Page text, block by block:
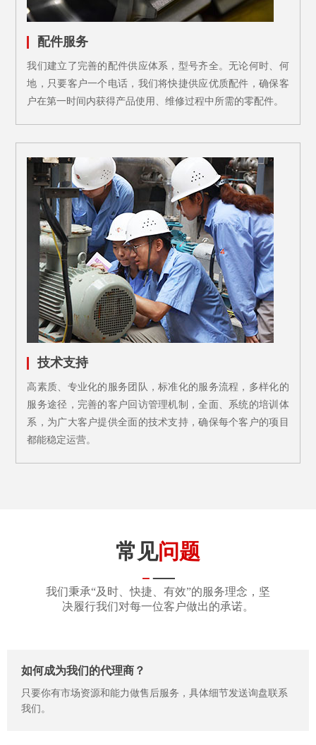
配件服务
我们建立了完善的配件供应体系，型号齐全。无论何时、何
地，只要客户一个电话，我们将快捷供应优质配件，确保客
户在第一时间内获得产品使用、维修过程中所需的零配件。
技术支持
高素质、专业化的服务团队，标准化的服务流程，多样化的
服务途径，完善的客户回访管理机制，全面、系统的培训体
系，为广大客户提供全面的技术支持，确保每个客户的项目
都能稳定运营。
常见问题
我们秉承“及时、快捷、有效”的服务理念，坚
决履行我们对每一位客户做出的承诺。
如何成为我们的代理商？
只要你有市场资源和能力做售后服务，具体细节发送询盘联系
我们。